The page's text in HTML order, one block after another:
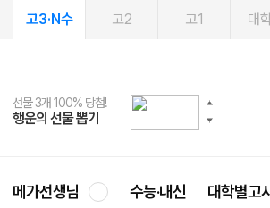
고3·N수 고2 고1 대
선물 3개 100% 당첨!
행운의 선물 뽑기
선물 100% 증정!
메가스터디 X 올리브
여름방학 스터디 캐시백
메가런 썸머스쿨
2027 러셀 단과
강사 공개선발
스마트러닝앱
설문 EVENT
메가패스
3일 무료 체험권
메가패스 수강생 무료혜택!
메가클럽 멤버십
사회공헌 캠페인
희망이룸 메가나눔
메가선생님 수능·내신 대학별고